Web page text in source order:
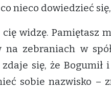
nieco dowiedzieć
cię widzę. Pamiętasz
na zebraniach w
się, że Bogumił
sobie nazwisko –